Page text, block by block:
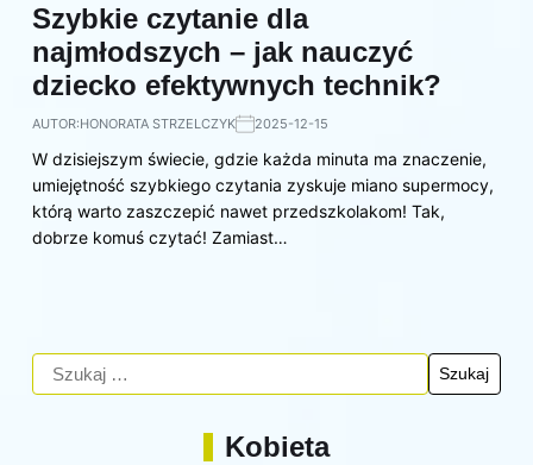
Szybkie czytanie dla
najmłodszych – jak nauczyć
dziecko efektywnych technik?
AUTOR:HONORATA STRZELCZYK 2025-12-15
W dzisiejszym świecie, gdzie każda minuta ma znaczenie,
umiejętność szybkiego czytania zyskuje miano supermocy,
którą warto zaszczepić nawet przedszkolakom! Tak,
dobrze komuś czytać! Zamiast…
Kobieta